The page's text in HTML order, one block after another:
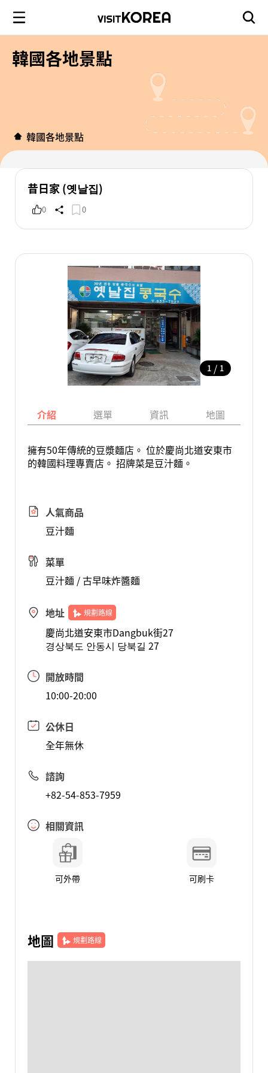
韓國各地景點
韓國各地景點
昔日家 (옛날집)
0 0
1 / 1
介紹 選單 資訊 地圖
擁有50年傳統的豆漿麵店。 位於慶尚北道安東市
的韓國料理專賣店。 招牌菜是豆汁麵。
人氣商品
豆汁麵
菜單
豆汁麵 / 古早味炸醬麵
地址 規劃路線
慶尚北道安東市Dangbuk街27
경상북도 안동시 당북길 27
開放時間
10:00-20:00
公休日
全年無休
諮詢
+82-54-853-7959
相關資訊
可外帶 可刷卡
地圖 規劃路線